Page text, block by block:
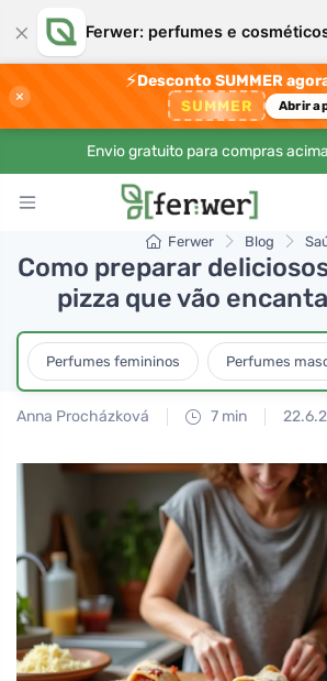
× Ferwer: perfumes e
×
⚡Desconto SUMMER
SUMMER Abrir
Envio gratuito para compras
Ferwer Blog
Como preparar
pizza que vão
Perfumes femininos Perfumes
Anna Procházková 7 min